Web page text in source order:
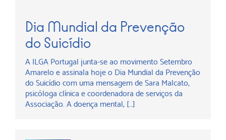
Dia Mundial da Prevenção
do Suicídio
A ILGA Portugal junta-se ao movimento Setembro
Amarelo e assinala hoje o Dia Mundial da Prevenção
do Suicídio com uma mensagem de Sara Malcato,
psicóloga clínica e coordenadora de serviços da
Associação. A doença mental, […]